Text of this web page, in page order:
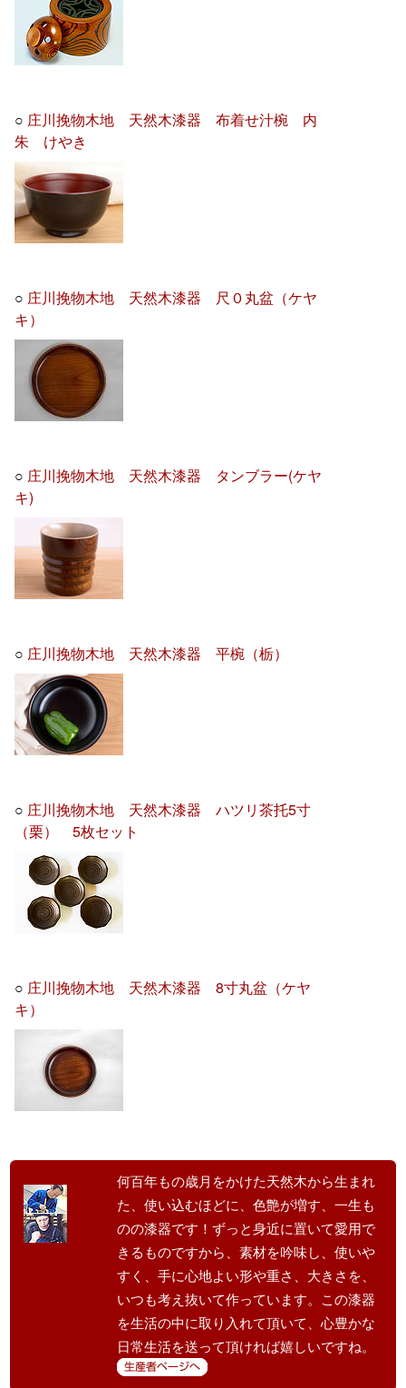
○ 庄川挽物木地 天然木漆器 布着せ汁椀 内
朱 けやき
○ 庄川挽物木地 天然木漆器 尺０丸盆（ケヤ
キ）
○ 庄川挽物木地 天然木漆器 タンブラー(ケヤ
キ)
○ 庄川挽物木地 天然木漆器 平椀（栃）
○ 庄川挽物木地 天然木漆器 ハツリ茶托5寸
（栗） 5枚セット
○ 庄川挽物木地 天然木漆器 8寸丸盆（ケヤ
キ）
何百年もの歳月をかけた天然木から生まれ
た、使い込むほどに、色艶が増す、一生も
のの漆器です！ずっと身近に置いて愛用で
きるものですから、素材を吟味し、使いや
すく、手に心地よい形や重さ、大きさを、
いつも考え抜いて作っています。この漆器
を生活の中に取り入れて頂いて、心豊かな
日常生活を送って頂ければ嬉しいですね。